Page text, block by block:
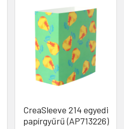
CreaSleeve 214 egyedi
papírgyűrű (AP713226)